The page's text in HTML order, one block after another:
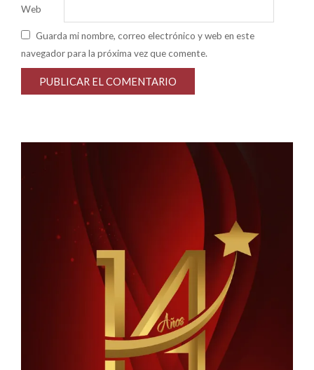
Web
Guarda mi nombre, correo electrónico y web en este
navegador para la próxima vez que comente.